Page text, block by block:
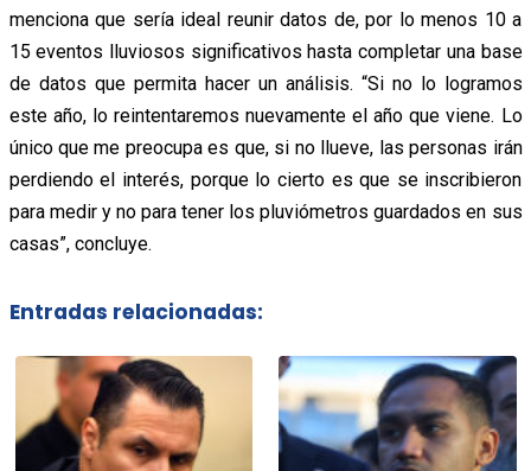
menciona que sería ideal reunir datos de, por lo menos 10 a
15 eventos lluviosos significativos hasta completar una base
de datos que permita hacer un análisis. “Si no lo logramos
este año, lo reintentaremos nuevamente el año que viene. Lo
único que me preocupa es que, si no llueve, las personas irán
perdiendo el interés, porque lo cierto es que se inscribieron
para medir y no para tener los pluviómetros guardados en sus
casas”, concluye.
Entradas relacionadas: